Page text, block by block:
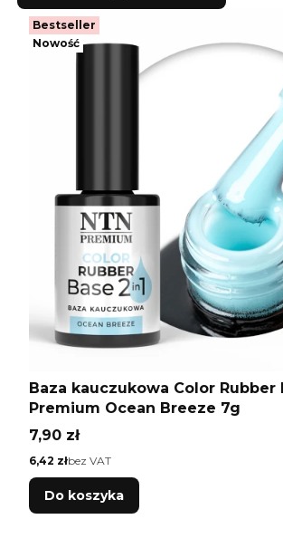
Bestseller
Nowość
Baza kauczukowa Color Rubber
Premium Ocean Breeze 7g
Cena
7,90 zł
Cena
6,42 złbez VAT
Do koszyka